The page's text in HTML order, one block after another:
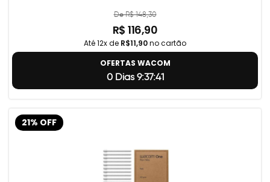
De R$ 148,30
R$ 116,90
Até 12x de R$11,90no cartão
OFERTAS WACOM
0 Dias 9:37:40
21% OFF